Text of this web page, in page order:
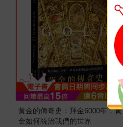
黃金的傳奇史：拜金6000年，黃
金如何統治我們的世界